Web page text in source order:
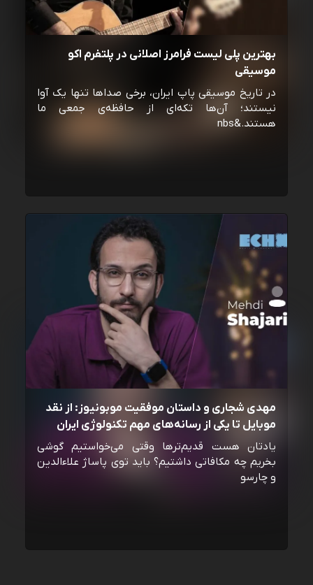
بهترین پلی لیست فرامرز اصلانی در پلتفرم اکو
موسیقی
در تاریخ موسیقی پاپ ایران، برخی صداها تنها یک آوا
نیستند؛ آن‌ها تکه‌ای از حافظه‌ی جمعی ما
هستند.&nbs
مهدی شجاری و داستان موفقیت موبونیوز: از نقد
موبایل تا یکی از رسانه‌‌های مهم تکنولوژی ایران
یادتان هست قدیم‌ترها وقتی می‌خواستیم گوشی
بخریم چه مکافاتی داشتیم؟ باید توی پاساژ علاءالدین
و چارسو